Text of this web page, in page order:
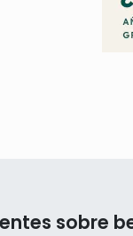
sobre